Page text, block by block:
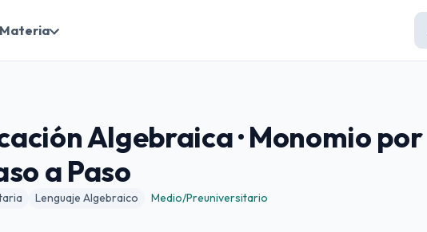
Algebraica · Monomio por
a Paso
Lenguaje Algebraico Medio/Preuniversitario